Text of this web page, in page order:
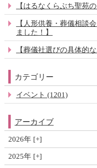
【はるなくらぶち聖苑の
【人形供養・葬儀相談
ました！】
【葬儀社選びの具体的
カテゴリー
イベント (1201)
アーカイブ
2026年
2025年